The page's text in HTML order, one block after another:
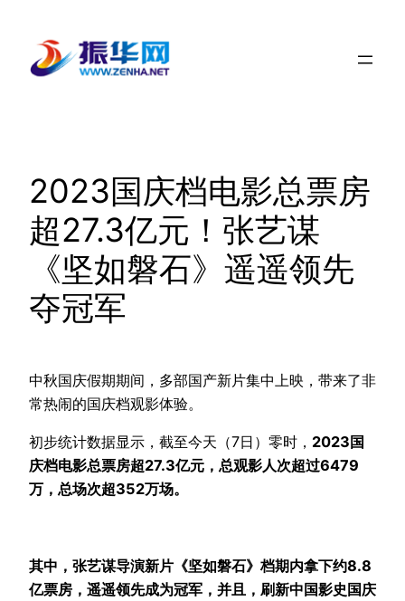
2023国庆档电影总票房
超27.3亿元！张艺谋
《坚如磐石》遥遥领先
夺冠军
中秋国庆假期期间，多部国产新片集中上映，带来了非
常热闹的国庆档观影体验。
初步统计数据显示，截至今天（7日）零时， 2023国
庆档电影总票房超27.3亿元，总观影人次超过6479
万，总场次超352万场。
其中，张艺谋导演新片《坚如磐石》档期内拿下约8.8
亿票房，遥遥领先成为冠军，并且，刷新中国影史国庆